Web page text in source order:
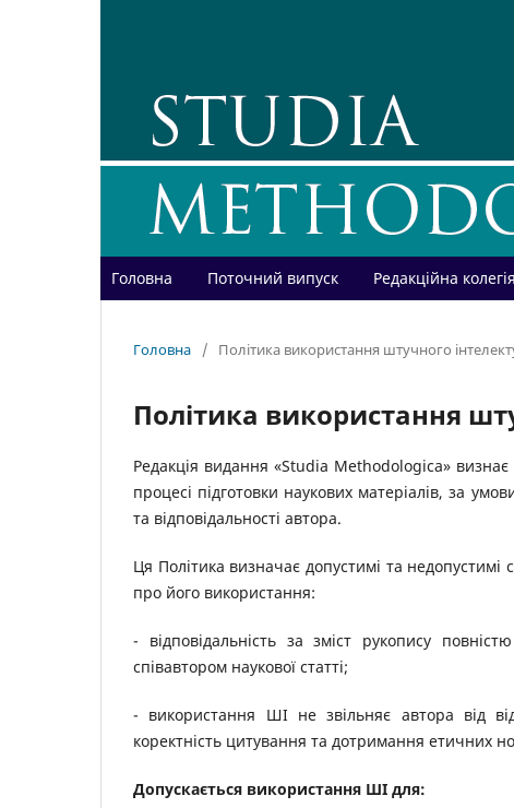
Головна Поточний випуск Редакційна колегія
Головна / Політика використання штучного
Політика використання
Редакція видання «Studia Methodologica»
процесі підготовки наукових матеріалів, за
та відповідальності автора.
Ця Політика визначає допустимі та
про його використання:
- відповідальність за зміст рукопису
співавтором наукової статті;
- використання ШІ не звільняє автора від
коректність цитування та дотримання етичних
Допускається використання ШІ для: